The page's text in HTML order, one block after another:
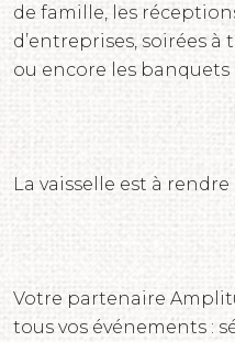
de famille, les
d’entreprises, soirées à
ou encore les banquets
La vaisselle est à
Votre partenaire
tous vos événements :